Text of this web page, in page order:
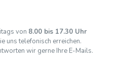
von 8.00 bis 17.30 Uhr
uns telefonisch erreichen.
wir gerne Ihre E-Mails.